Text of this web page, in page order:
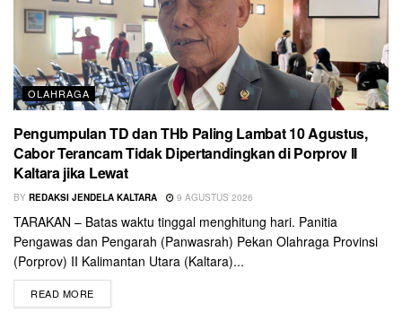
OLAHRAGA
Pengumpulan TD dan THb Paling Lambat 10 Agustus,
Cabor Terancam Tidak Dipertandingkan di Porprov II
Kaltara jika Lewat
BY REDAKSI JENDELA KALTARA 9 AGUSTUS 2026
TARAKAN – Batas waktu tinggal menghitung hari. Panitia
Pengawas dan Pengarah (Panwasrah) Pekan Olahraga Provinsi
(Porprov) II Kalimantan Utara (Kaltara)...
READ MORE